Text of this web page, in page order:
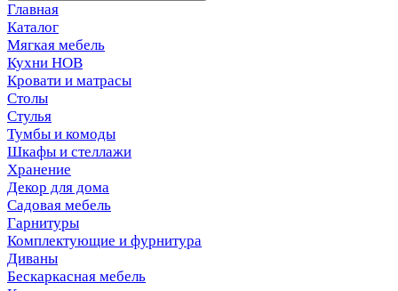
Главная
Каталог
Мягкая мебель
Кухни НОВ
Кровати и матрасы
Столы
Стулья
Тумбы и комоды
Шкафы и стеллажи
Хранение
Декор для дома
Садовая мебель
Гарнитуры
Комплектующие и фурнитура
Диваны
Бескаркасная мебель